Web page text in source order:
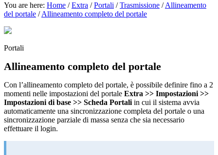
You are here: Home /Extra /Portali /Trasmissione /Allineamento
del portale /Allineamento completo del portale
Portali
Allineamento completo del portale
Con l’allineamento completo del portale, è possibile definire fino a 2
momenti nelle impostazioni del portale Extra >> Impostazioni >>
Impostazioni di base >> Scheda Portali in cui il sistema avvia
automaticamente una sincronizzazione completa del portale o una
sincronizzazione parziale di massa senza che sia necessario
effettuare il login.